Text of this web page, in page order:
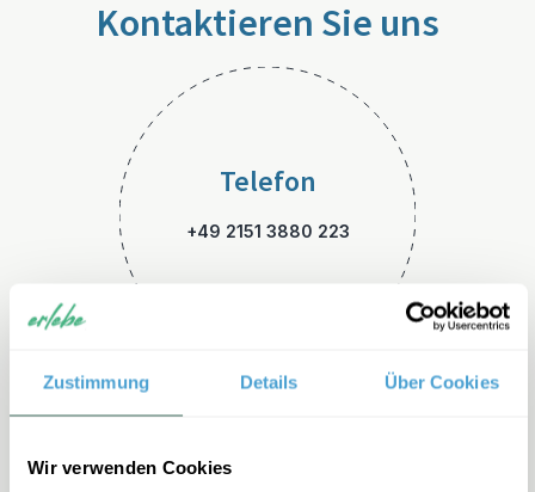
Zustimmung Details Über Cookies
Wir verwenden Cookies
Kontaktieren Sie uns
Telefon
+49 2151 3880 223
E-Mail